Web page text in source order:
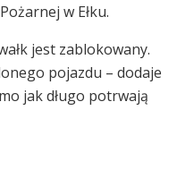
w Ełku.
jest zablokowany.
pojazdu – dodaje
jak długo potrwają